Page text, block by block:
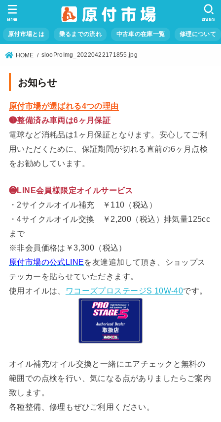
原付市場とは 乗るまでの流れ 中古車の在庫一覧 修理について
SEARCH
MENU
HOME slooProImg_20220422171855.jpg
お知らせ
原付市場が選ばれる4つの理由
❶整備済み車両は6ヶ月保証
電球など消耗品は1ヶ月保証となります。安心してご利
用いただくために、保証期間が切れる直前の6ヶ月点検
をお勧めしています。
❷LINE会員様限定オイルサービス
・2サイクルオイル補充 ￥110（税込）
・4サイクルオイル交換 ￥2,200（税込）排気量125cc
まで
※非会員価格は￥3,300（税込）
原付市場の公式LINEを友達追加して頂き、ショップス
テッカーを貼らせていただきます。
使用オイルは、
ワコーズプロステージS 10W-40です。
オイル補充/オイル交換と一緒にエアチェックと無料の
範囲での点検を行い、気になる点がありましたらご案内
致します。
各種整備、修理もぜひご利用ください。